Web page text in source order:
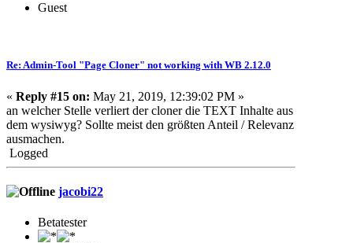
Guest
Re: Admin-Tool "Page Cloner" not working with WB 2.12.0
« Reply #15 on: May 21, 2019, 12:39:02 PM »
an welcher Stelle verliert der cloner die TEXT Inhalte aus
dem wysiwyg? Sollte meist den größten Anteil / Relevanz
ausmachen.
Logged
jacobi22
Betatester